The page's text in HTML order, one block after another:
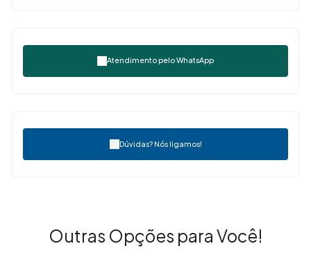
Atendimento peloWhatsApp
Dúvidas? Nós ligamos!
Outras Opções para Você!